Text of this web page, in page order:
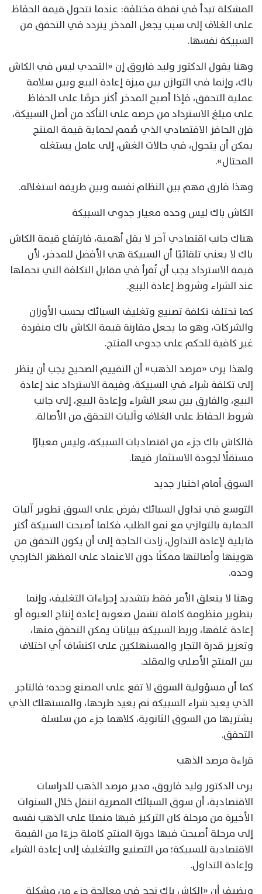
المشكلة تبدأ في نقطة مختلفة: عندما تتحول قيمة الحفاظ
على الغلاف إلى سبب يجعل المدخر يتردد في التحقق من
السبيكة نفسها.
وهنا يقول الدكتور وليد فاروق إن «التحدي ليس في الكاش
باك، وإنما في التوازن بين ميزة إعادة البيع وبين سلامة
عملية التحقق، فإذا أصبح المدخر أكثر حرصًا على الحفاظ
على مبلغ الاسترداد من حرصه على التأكد من أصل السبيكة،
فإن الحافز الاقتصادي الذي صُمم لحماية قيمة المنتج
يمكن أن يتحول، في حالات الغش، إلى عامل يستغله
المحتال».
وهذا فارق مهم بين النظام نفسه وبين طريقة استغلاله.
الكاش باك ليس وحده معيار جدوى السبيكة
هناك جانب اقتصادي آخر لا يقل أهمية، فارتفاع قيمة الكاش
باك لا يعني تلقائيًا أن السبيكة هي الأفضل للمدخر، لأن
قيمة الاسترداد يجب أن تُقرأ في مقابل التكلفة التي تحملها
عند الشراء وشروط إعادة البيع.
كما تختلف تكلفة تصنيع وتغليف السبائك بحسب الأوزان
والشركات، وهو ما يجعل مقارنة قيمة الكاش باك منفردة
غير كافية للحكم على جدوى المنتج.
ولهذا يرى «مرصد الذهب» أن التقييم الصحيح يجب أن ينظر
إلى تكلفة شراء في السبيكة، وقيمة الاسترداد عند إعادة
البيع، والفارق بين سعر الشراء وإعادة البيع، إلى جانب
شروط الحفاظ على الغلاف وآليات التحقق من الأصالة.
فالكاش باك جزء من اقتصاديات السبيكة، وليس معيارًا
مستقلًا لجودة الاستثمار فيها.
السوق أمام اختبار جديد
التوسع في تداول السبائك يفرض على السوق تطوير آليات
الحماية بالتوازي مع نمو الطلب، فكلما أصبحت السبيكة أكثر
قابلية لإعادة التداول، زادت الحاجة إلى أن يكون التحقق من
هويتها وأصالتها ممكنًا دون الاعتماد على المظهر الخارجي
وحده.
وهنا لا يتعلق الأمر فقط بتشديد إجراءات التغليف، وإنما
بتطوير منظومة كاملة تشمل صعوبة إعادة إنتاج العبوة أو
إعادة غلقها، وربط السبيكة ببيانات يمكن التحقق منها،
وتعزيز قدرة التجار والمستهلكين على اكتشاف أي اختلاف
بين المنتج الأصلي والمقلد.
كما أن مسؤولية السوق لا تقع على المصنع وحده؛ فالتاجر
الذي يعيد شراء السبيكة ثم يعيد طرحها، والمستهلك الذي
يشتريها من السوق الثانوية، كلاهما جزء من سلسلة
التحقق.
قراءة مرصد الذهب
يرى الدكتور وليد فاروق، مدير مرصد الذهب للدراسات
الاقتصادية، أن سوق السبائك المصرية انتقل خلال السنوات
الأخيرة من مرحلة كان التركيز فيها منصبًا على الذهب نفسه
إلى مرحلة أصبحت فيها دورة المنتج كاملة جزءًا من القيمة
الاقتصادية للسبيكة؛ من التصنيع والتغليف إلى إعادة الشراء
وإعادة التداول.